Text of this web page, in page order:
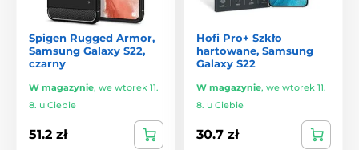
Spigen Rugged Armor,
Samsung Galaxy S22,
czarny
W magazynie, we wtorek 11.
8. u Ciebie
51.2 zł
Hofi Pro+ Szkło
hartowane, Samsung
Galaxy S22
W magazynie, we wtorek 11.
8. u Ciebie
30.7 zł